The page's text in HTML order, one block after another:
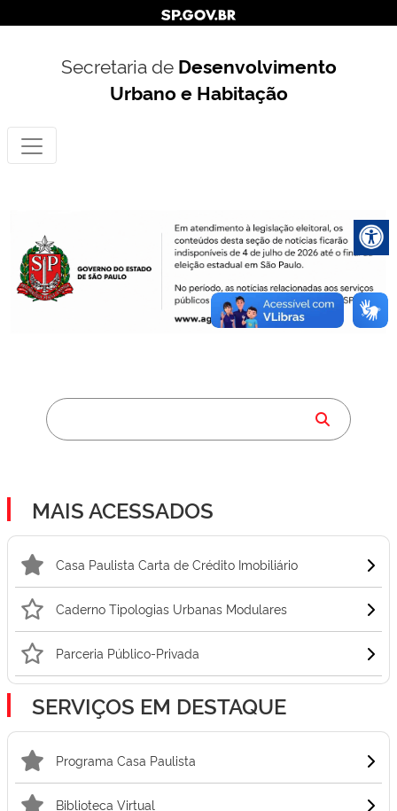
Secretaria de Desenvolvimento
Urbano e Habitação
MAIS ACESSADOS
Casa Paulista Carta de Crédito Imobiliário
Caderno Tipologias Urbanas Modulares
Parceria Público-Privada
SERVIÇOS EM DESTAQUE
Programa Casa Paulista
Biblioteca Virtual